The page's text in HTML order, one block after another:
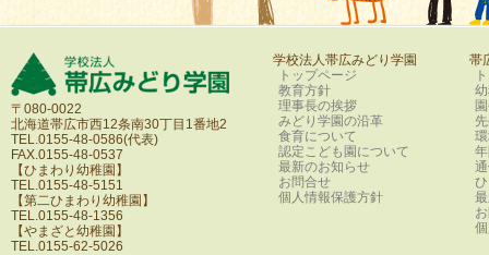
〒080-0022
北海道帯広市西12条南30丁目1番地2
TEL.0155-48-0586(代表)
FAX.0155-48-0537
【ひまわり幼稚園】
TEL.0155-48-5151
【第二ひまわり幼稚園】
TEL.0155-48-1356
【やまざと幼稚園】
TEL.0155-62-5026
学校法人帯広みどり学園
トップページ
教育方針
理事長の挨拶
みどり学園の沿革
食育について
認定こども園について
最新のお知らせ
お問合せ
個人情報保護方針
帯